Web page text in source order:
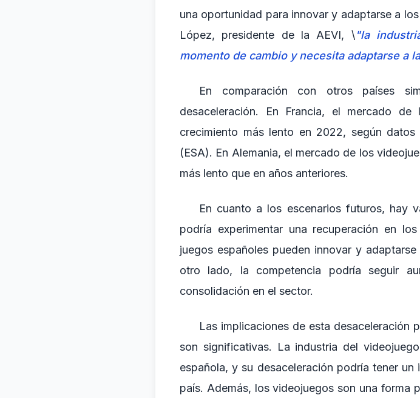
una oportunidad para innovar y adaptarse a
López, presidente de la AEVI, \"la
momento de cambio y necesita adaptarse a
En comparación con otros países
desaceleración. En Francia, el mercado
crecimiento más lento en 2022, según
(ESA). En Alemania, el mercado de los
más lento que en años anteriores.
En cuanto a los escenarios futuros, hay
podría experimentar una recuperación en
juegos españoles pueden innovar y
otro lado, la competencia podría seguir
consolidación en el sector.
Las implicaciones de esta desaceleración
son significativas. La industria del
española, y su desaceleración podría tener
país. Además, los videojuegos son una forma